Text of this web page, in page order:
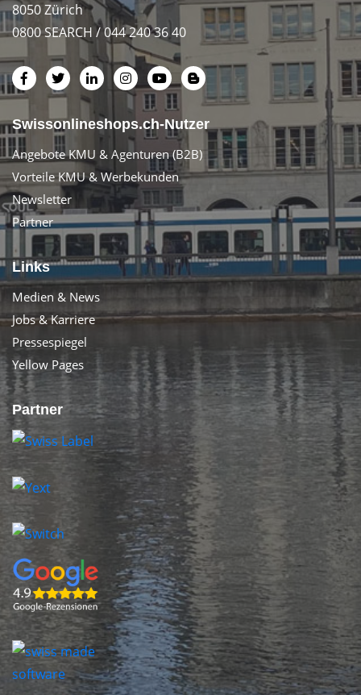
8050 Zürich
0800 SEARCH / 044 240 36 40
Swissonlineshops.ch-Nutzer
Angebote KMU & Agenturen (B2B)
Vorteile KMU & Werbekunden
Newsletter
Partner
Links
Medien & News
Jobs & Karriere
Pressespiegel
Yellow Pages
Partner